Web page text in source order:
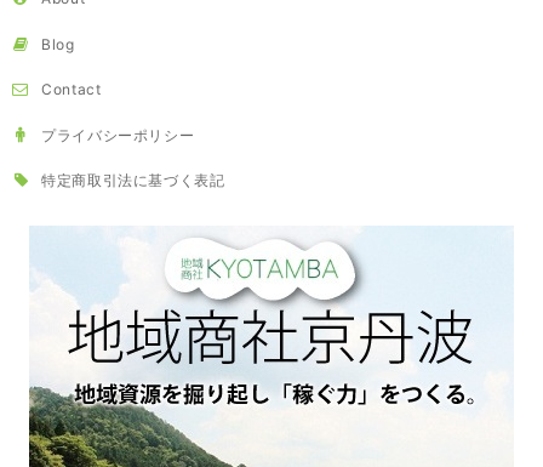
Blog
Contact
プライバシーポリシー
特定商取引法に基づく表記